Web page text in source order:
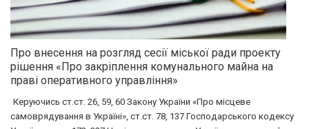
Про внесення на розгляд сесії міської ради проекту
рішення «Про закріплення комунального майна на
праві оперативного управління»
Керуючись ст.ст. 26, 59, 60 Закону України «Про місцеве
самоврядування в Україні», ст.ст. 78, 137 Господарського кодексу